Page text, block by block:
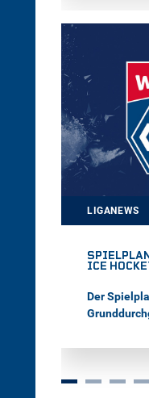
LIGANEWS
ICE
Der
Hockey